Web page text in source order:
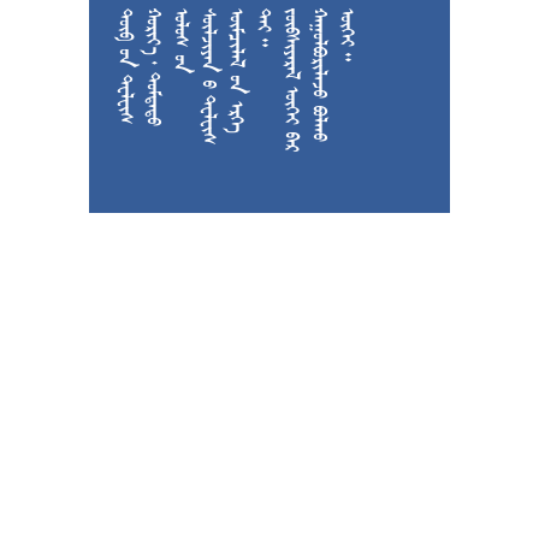

































































  






































 